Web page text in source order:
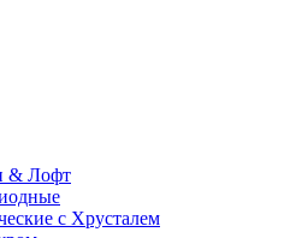
& Лофт
с Хрусталем